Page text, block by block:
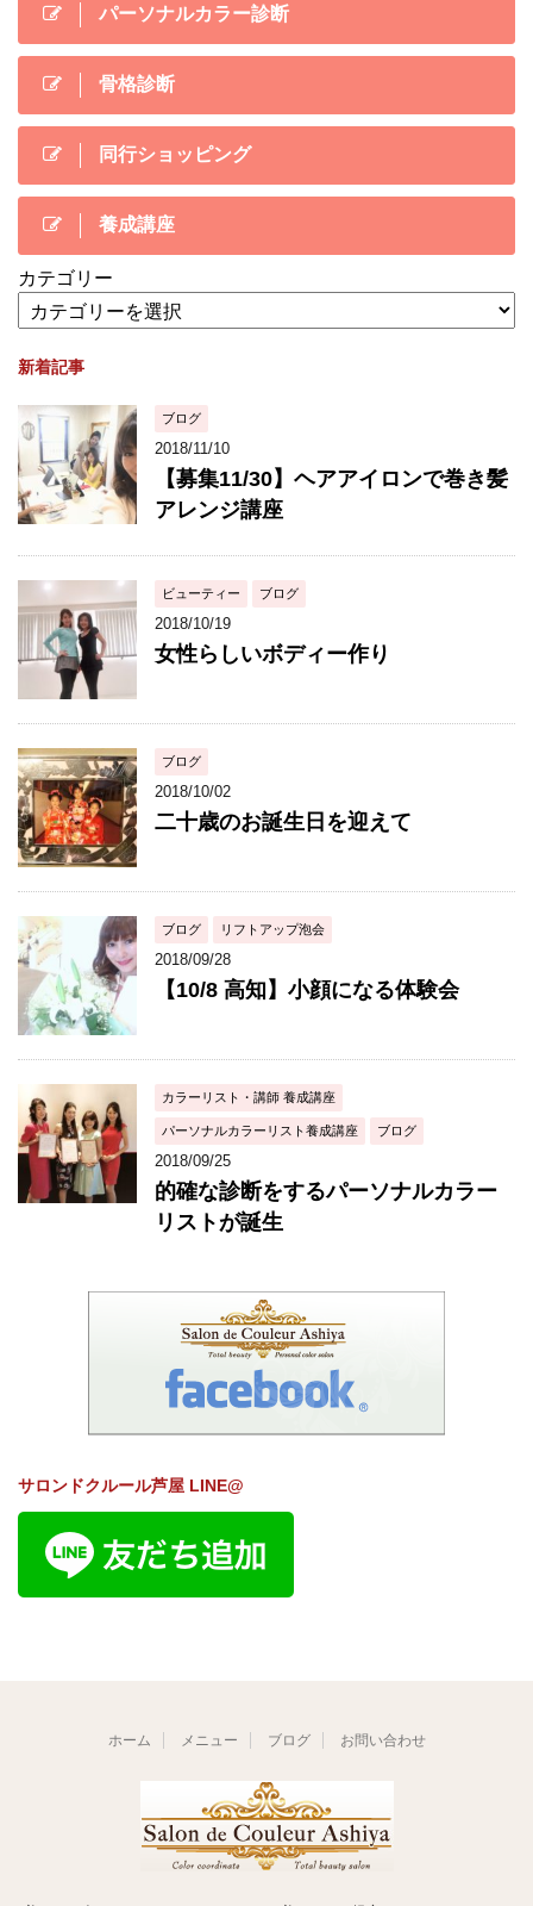
パーソナルカラー診断
骨格診断
同行ショッピング
養成講座
カテゴリー
新着記事
ブログ
2018/11/10
【募集11/30】ヘアアイロンで巻き髪
アレンジ講座
ビューティー ブログ
2018/10/19
女性らしいボディー作り
ブログ
2018/10/02
二十歳のお誕生日を迎えて
ブログ リフトアップ泡会
2018/09/28
【10/8 高知】小顔になる体験会
カラーリスト・講師 養成講座
パーソナルカラーリスト養成講座 ブログ
2018/09/25
的確な診断をするパーソナルカラー
リストが誕生
サロンドクルール芦屋 LINE@
ホーム メニュー ブログ お問い合わせ